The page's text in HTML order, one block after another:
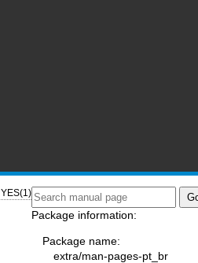
YES(1)
Package information:
Package name:
extra/man-pages-pt_br